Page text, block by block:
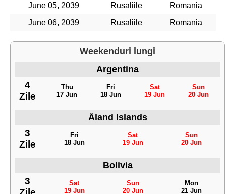
June 05, 2039
Rusaliile
Romania
June 06, 2039
Rusaliile Romania
Weekenduri lungi
Argentina
4
Zile
Thu
17 Jun
Fri
18 Jun
Sat
19 Jun
Sun
20 Jun
Åland Islands
3
Zile
Fri
18 Jun
Sat
19 Jun
Sun
20 Jun
Bolivia
3
Sat
19 Jun
Sun
20 Jun
Mon
21 Jun